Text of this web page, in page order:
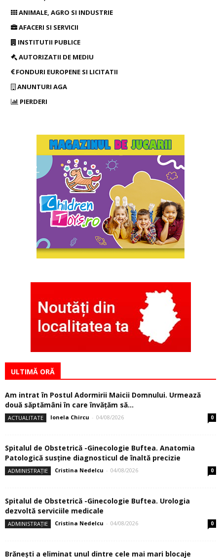
ANIMALE, AGRO SI INDUSTRIE
AFACERI SI SERVICII
INSTITUTII PUBLICE
AUTORIZATII DE MEDIU
FONDURI EUROPENE SI LICITATII
ANUNTURI AGA
PIERDERI
ULTIMĂ ORĂ
Am intrat în Postul Adormirii Maicii Domnului. Urmează
două săptămâni în care învăţăm să...
ACTUALITATE Ionela Chircu - 04/08/2026 0
Spitalul de Obstetrică -Ginecologie Buftea. Anatomia
Patologică susţine diagnosticul de înaltă precizie
ADMINISTRAȚIE Cristina Nedelcu - 04/08/2026 0
Spitalul de Obstetrică -Ginecologie Buftea. Urologia
dezvoltă serviciile medicale
ADMINISTRAȚIE Cristina Nedelcu - 04/08/2026 0
Brănești a eliminat unul dintre cele mai mari blocaje